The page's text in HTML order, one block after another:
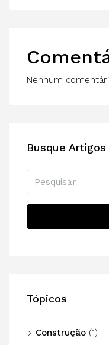
Nenhum
Busque Artigos
Tópicos
Construção (1)